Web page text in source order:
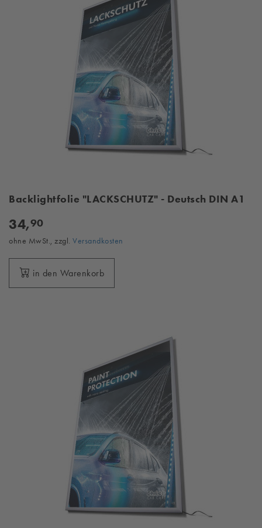
Backlightfolie "LACKSCHUTZ" - Deutsch DIN A1
34,90
ohne MwSt., zzgl. Versandkosten
in den Warenkorb